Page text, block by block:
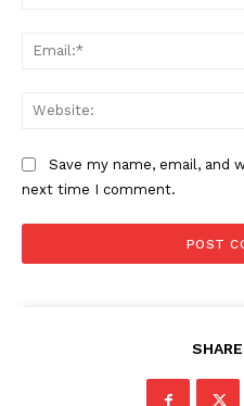
Save my name, email, and
next time I comment.